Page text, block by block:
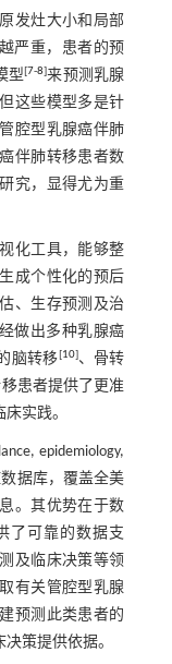
发灶大小和局部
严重，患者的预
型[7-8]来预测乳腺
这些模型多是针
腔型乳腺癌伴肺
伴肺转移患者数
究，显得尤为重
化工具，能够整
成个性化的预后
、生存预测及治
做出多种乳腺癌
脑转移[10]、骨转
患者提供了更准
实践。
epidemiology,
数据库，覆盖全美
。其优势在于数
了可靠的数据支
及临床决策等领
有关管腔型乳腺
预测此类患者的
策提供依据。